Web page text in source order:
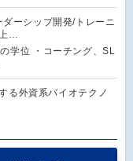
ーシップ開発/トレーニ
…
学位 ・コーチング、SL
る外資系バイオテクノ